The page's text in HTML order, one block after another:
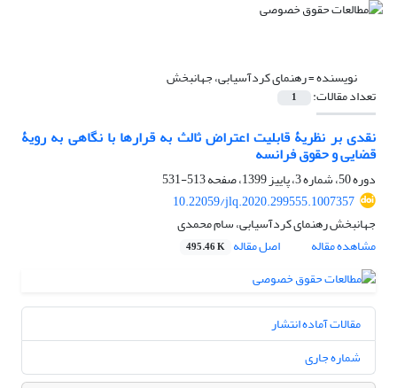
نویسنده =رهنمای کردآسیابی، جهانبخش
تعداد مقالات: 1
نقدی بر نظریۀ قابلیت اعتراض ثالث به قرارها با نگاهی به رویۀ
قضایی و حقوق فرانسه
دوره 50، شماره 3، پاییز 1399، صفحه
513-531
10.22059/jlq.2020.299555.1007357
جهانبخش رهنمای کردآسیابی، سام محمدی
مشاهده مقاله
اصل مقاله 495.46 K
مقالات آماده انتشار
شماره جاری